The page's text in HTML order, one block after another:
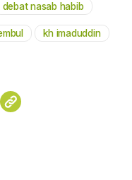
debat nasab habib
kh imaduddin